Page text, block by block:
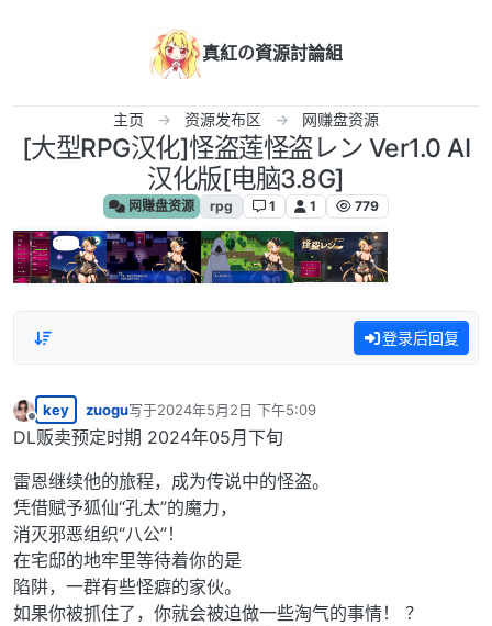
真紅の資源討論組
主页 资源发布区 网赚盘资源
[大型RPG汉化]怪盗莲怪盗レン Ver1.0 AI
汉化版[电脑3.8G]
网赚盘资源 rpg 1 1 779
登录后回复
离线
key zuogu写于2024年5月2日 下午5:09
最后由 编辑
DL贩卖预定时期 2024年05月下旬
雷恩继续他的旅程，成为传说中的怪盗。
凭借赋予狐仙“孔太”的魔力，
消灭邪恶组织“八公”！
在宅邸的地牢里等待着你的是
陷阱，一群有些怪癖的家伙。
如果你被抓住了，你就会被迫做一些淘气的事情！ ？